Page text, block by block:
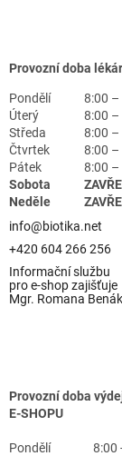
Provozní doba
Pondělí
8:00 –
Úterý
8:00 –
Středa
8:00 –
Čtvrtek
8:00 –
Pátek
8:00 –
Sobota
Neděle
info@biotika.net
+420 604 266 256
Informační službu
pro e-shop zajišťuje
Mgr. Romana
Provozní doba
E-SHOPU
Pondělí
8:00